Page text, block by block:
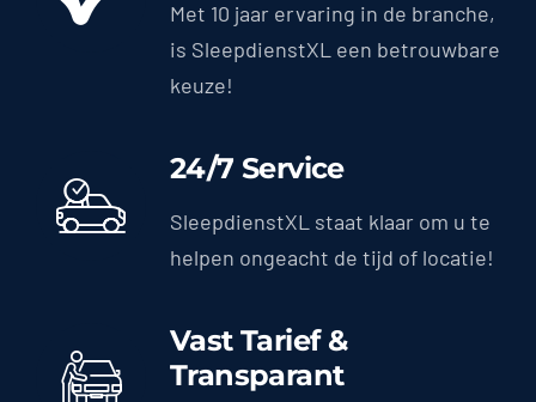
Met 10 jaar ervaring in de branche,
is SleepdienstXL een betrouwbare
keuze!
24/7 Service
SleepdienstXL staat klaar om u te
helpen ongeacht de tijd of locatie!
Vast Tarief &
Transparant